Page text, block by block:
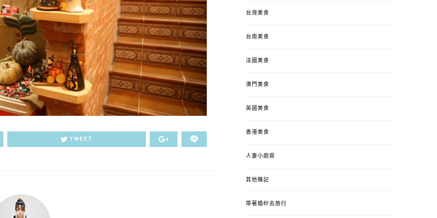
TWEET
台灣美食
台南美食
法國美食
澳門美食
英國美食
香港美食
人妻小廚房
其他雜記
帶著婚紗去旅行